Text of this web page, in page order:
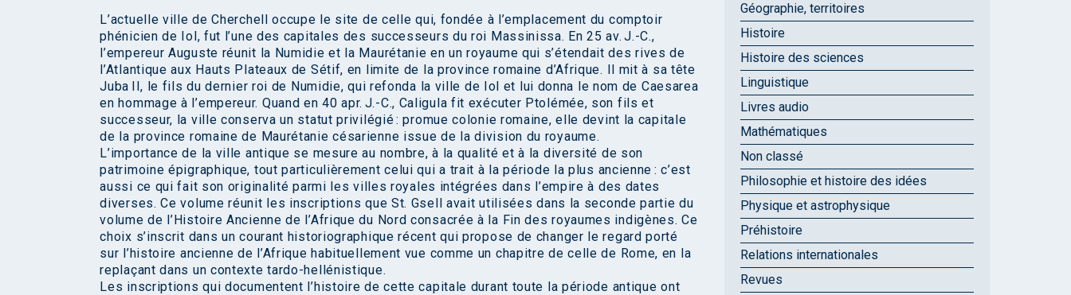
L’actuelle ville de Cherchell occupe le site de celle qui, fondée à l’emplacement du comptoir
phénicien de Iol, fut l’une des capitales des successeurs du roi Massinissa. En 25 av. J.-C.,
l’empereur Auguste réunit la Numidie et la Maurétanie en un royaume qui s’étendait des rives de
l’Atlantique aux Hauts Plateaux de Sétif, en limite de la province romaine d’Afrique. Il mit à sa tête
Juba II, le fils du dernier roi de Numidie, qui refonda la ville de Iol et lui donna le nom de Caesarea
en hommage à l’empereur. Quand en 40 apr. J.-C., Caligula fit exécuter Ptolémée, son fils et
successeur, la ville conserva un statut privilégié : promue colonie romaine, elle devint la capitale
de la province romaine de Maurétanie césarienne issue de la division du royaume.
L’importance de la ville antique se mesure au nombre, à la qualité et à la diversité de son
patrimoine épigraphique, tout particulièrement celui qui a trait à la période la plus ancienne : c’est
aussi ce qui fait son originalité parmi les villes royales intégrées dans l’empire à des dates
diverses. Ce volume réunit les inscriptions que St. Gsell avait utilisées dans la seconde partie du
volume de l’Histoire Ancienne de l’Afrique du Nord consacrée à la Fin des royaumes indigènes. Ce
choix s’inscrit dans un courant historiographique récent qui propose de changer le regard porté
sur l’histoire ancienne de l’Afrique habituellement vue comme un chapitre de celle de Rome, en la
replaçant dans un contexte tardo-hellénistique.
Les inscriptions qui documentent l’histoire de cette capitale durant toute la période antique ont
Géographie, territoires
Histoire
Histoire des sciences
Linguistique
Livres audio
Mathématiques
Non classé
Philosophie et histoire des idées
Physique et astrophysique
Préhistoire
Relations internationales
Revues